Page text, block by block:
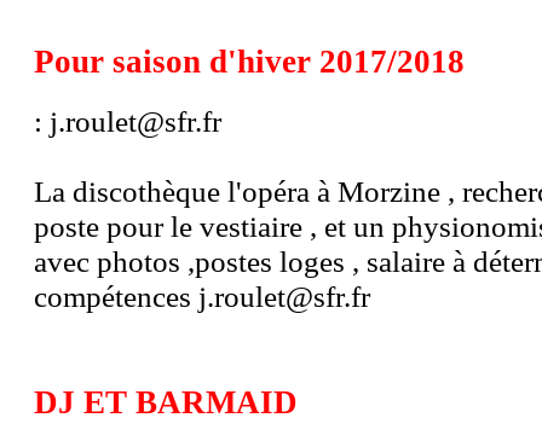
Pour saison d'hiver 2017/2018
: j.roulet@sfr.fr
La discothèque l'opéra à Morzine ,
poste pour le vestiaire , et un
avec photos ,postes loges , salaire à
compétences j.roulet@sfr.fr
DJ ET BARMAID